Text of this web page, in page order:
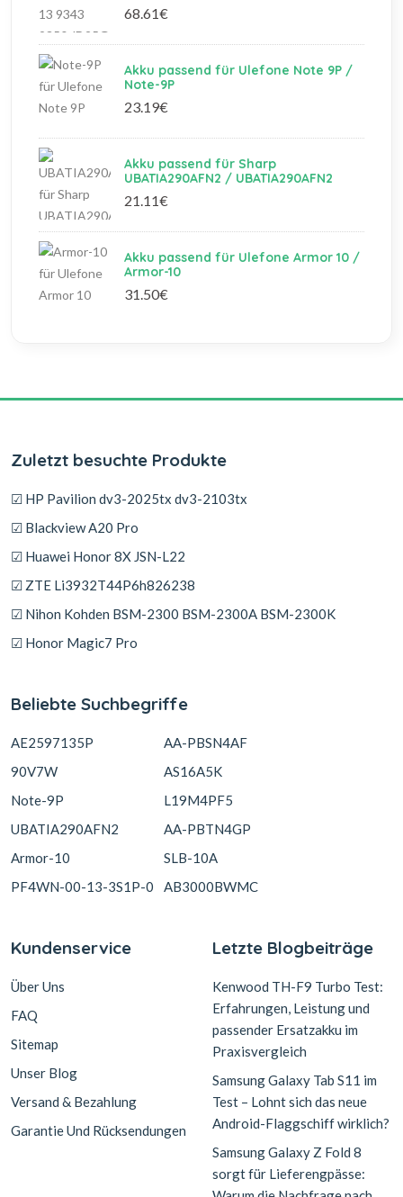
68.61€
Akku passend für Ulefone Note 9P /
Note-9P
23.19€
Akku passend für Sharp
UBATIA290AFN2 / UBATIA290AFN2
21.11€
Akku passend für Ulefone Armor 10 /
Armor-10
31.50€
Zuletzt besuchte Produkte
☑ HP Pavilion dv3-2025tx dv3-2103tx
☑ Blackview A20 Pro
☑ Huawei Honor 8X JSN-L22
☑ ZTE Li3932T44P6h826238
☑ Nihon Kohden BSM-2300 BSM-2300A BSM-2300K
☑ Honor Magic7 Pro
Beliebte Suchbegriffe
AE2597135P
90V7W
Note-9P
UBATIA290AFN2
Armor-10
PF4WN-00-13-3S1P-0
AA-PBSN4AF
AS16A5K
L19M4PF5
AA-PBTN4GP
SLB-10A
AB3000BWMC
Kundenservice
Über Uns
FAQ
Sitemap
Unser Blog
Versand & Bezahlung
Garantie Und Rücksendungen
Letzte Blogbeiträge
Kenwood TH-F9 Turbo Test:
Erfahrungen, Leistung und
passender Ersatzakku im
Praxisvergleich
Samsung Galaxy Tab S11 im
Test – Lohnt sich das neue
Android-Flaggschiff wirklich?
Samsung Galaxy Z Fold 8
sorgt für Lieferengpässe: